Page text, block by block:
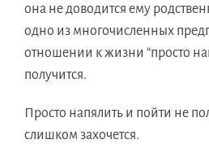
она не доводится ему
одно из многочисленных
отношении к жизни “просто
получится.
Просто напялить и пойти не
слишком захочется.